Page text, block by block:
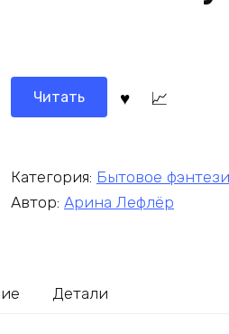
Читать
Категория: Бытовое фэнтези
Автор: Арина Лефлёр
Детали